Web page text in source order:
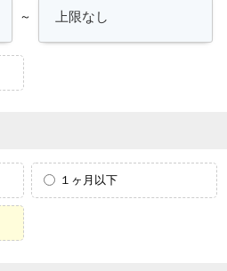
～
１ヶ月以下